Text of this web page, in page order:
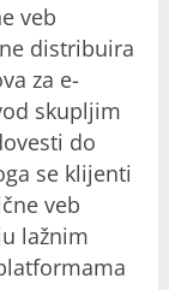
veb
distribuira
za e-
skupljim
do
se klijenti
veb
lažnim